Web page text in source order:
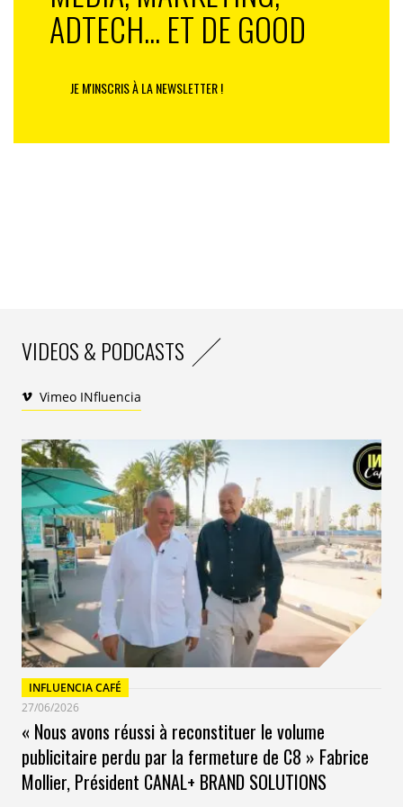
ADTECH... ET DE GOOD
JE M'INSCRIS À LA NEWSLETTER !
VIDEOS & PODCASTS
Vimeo INfluencia
INFLUENCIA CAFÉ
27/06/2026
« Nous avons réussi à reconstituer le volume
publicitaire perdu par la fermeture de C8 » Fabrice
Mollier, Président CANAL+ BRAND SOLUTIONS